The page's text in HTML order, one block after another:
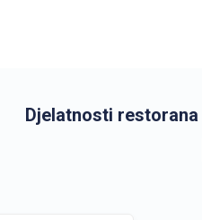
Djelatnosti